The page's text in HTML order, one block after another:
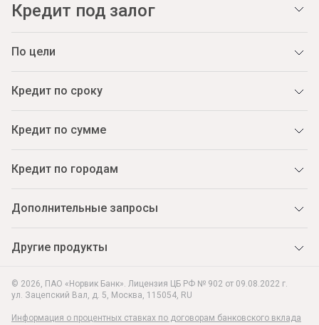
© 2026, ПАО «Норвик Банк». Лицензия ЦБ РФ № 902 от 09.08.2022 г.
ул. Зацепский Вал, д. 5, Москва, 115054, RU
Информация о процентных ставках по договорам банковского вклада
Кредит под залог
По цели
Кредит по сроку
Кредит по сумме
Кредит по городам
Дополнительные запросы
Другие продукты